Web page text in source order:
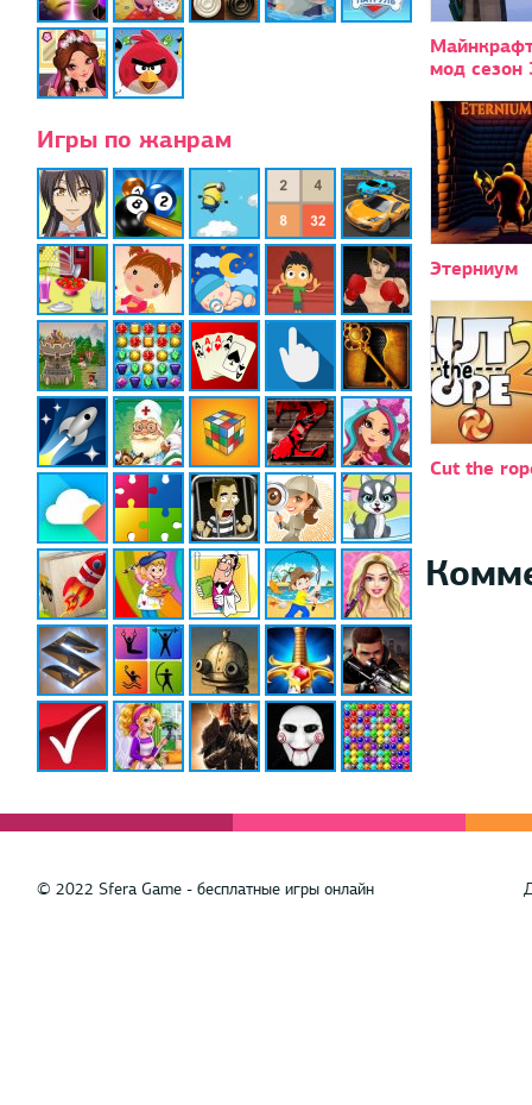
Игры по жанрам
мод сезон
Этерниум
Cut the
© 2022 Sfera Game - бесплатные игры онлайн